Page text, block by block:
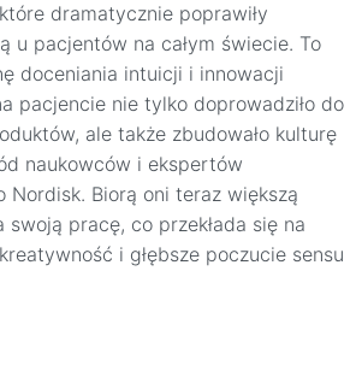
dramatycznie poprawiły
u pacjentów na całym świecie. To
doceniania intuicji i innowacji
pacjencie nie tylko doprowadziło do
ale także zbudowało kulturę
naukowców i ekspertów
Nordisk. Biorą oni teraz większą
pracę, co przekłada się na
i głębsze poczucie sensu